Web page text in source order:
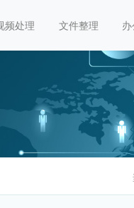
频处理 文件整理